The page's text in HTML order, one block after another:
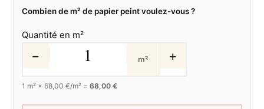
Combien de m² de papier peint voulez-vous ?
Quantité en m²
− m² +
1 m² ×68,00 €/m² =68,00 €